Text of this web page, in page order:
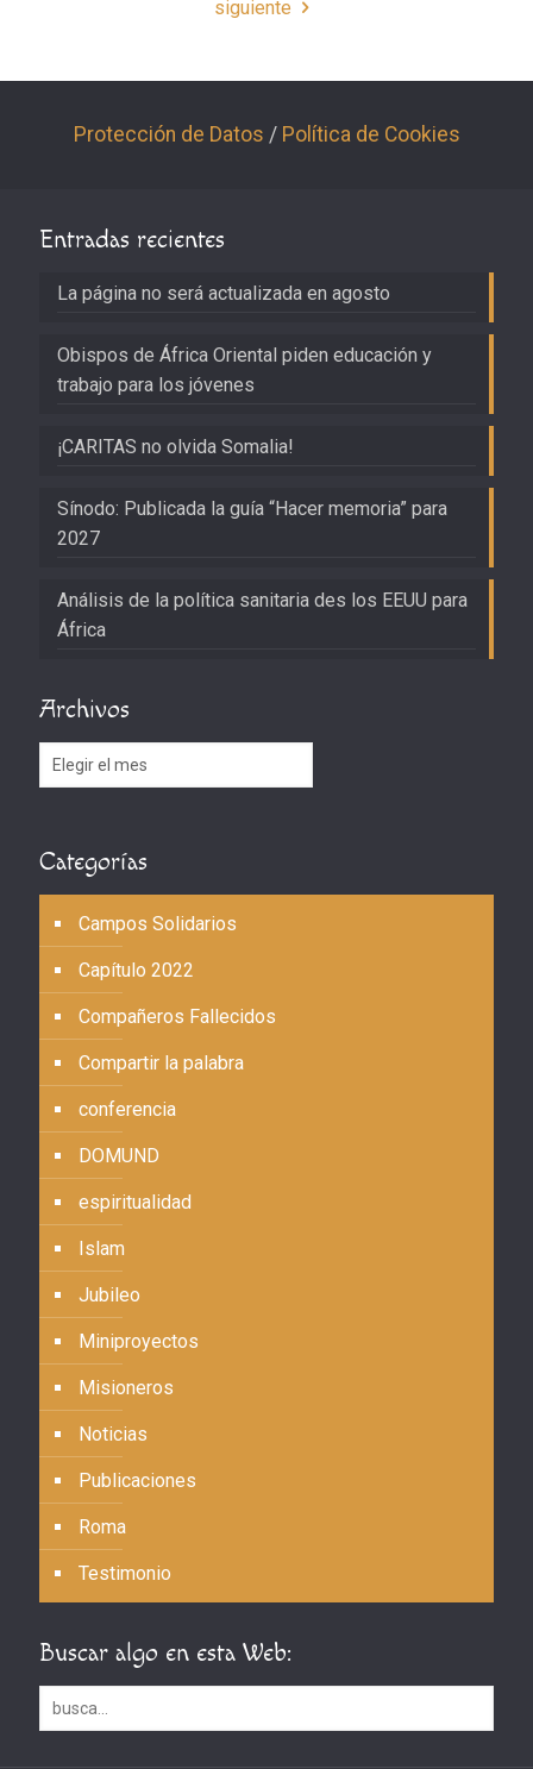
siguiente
Protección de Datos / Política de Cookies
Entradas recientes
La página no será actualizada en agosto
Obispos de África Oriental piden educación y
trabajo para los jóvenes
¡CARITAS no olvida Somalia!
Sínodo: Publicada la guía “Hacer memoria” para
2027
Análisis de la política sanitaria des los EEUU para
África
Archivos
Archivos
Categorías
Campos Solidarios
Capítulo 2022
Compañeros Fallecidos
Compartir la palabra
conferencia
DOMUND
espiritualidad
Islam
Jubileo
Miniproyectos
Misioneros
Noticias
Publicaciones
Roma
Testimonio
Buscar algo en esta Web: